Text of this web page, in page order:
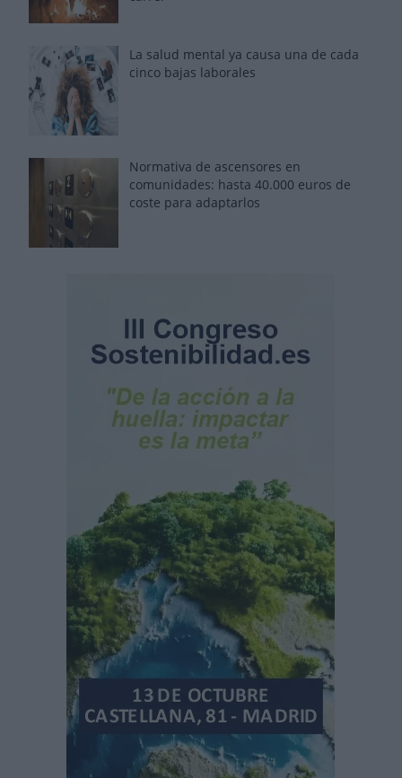
La salud mental ya causa una de cada
cinco bajas laborales
Normativa de ascensores en
comunidades: hasta 40.000 euros de
coste para adaptarlos